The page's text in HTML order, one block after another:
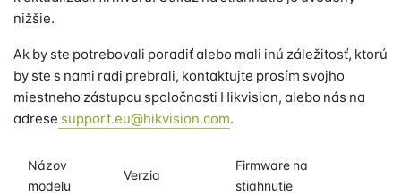
nižšie.
Ak by ste potrebovali poradiť alebo mali inú záležitosť, ktorú
by ste s nami radi prebrali, kontaktujte prosím svojho
miestneho zástupcu spoločnosti Hikvision, alebo nás na
adrese support.eu@hikvision.com.
Názov
modelu
Verzia
Firmware na
stiahnutie